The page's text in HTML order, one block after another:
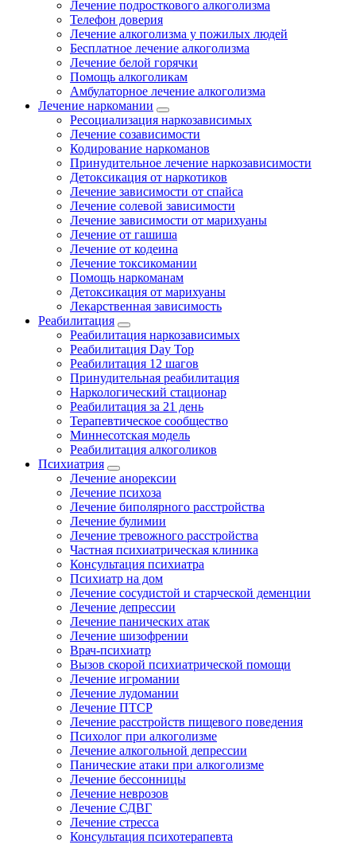
Лечение подросткового алкоголизма
Телефон доверия
Лечение алкоголизма у пожилых людей
Бесплатное лечение алкоголизма
Лечение белой горячки
Помощь алкоголикам
Амбулаторное лечение алкоголизма
Лечение наркомании
Ресоциализация наркозависимых
Лечение созависимости
Кодирование наркоманов
Принудительное лечение наркозависимости
Детоксикация от наркотиков
Лечение зависимости от спайса
Лечение солевой зависимости
Лечение зависимости от марихуаны
Лечение от гашиша
Лечение от кодеина
Лечение токсикомании
Помощь наркоманам
Детоксикация от марихуаны
Лекарственная зависимость
Реабилитация
Реабилитация наркозависимых
Реабилитация Day Top
Реабилитация 12 шагов
Принудительная реабилитация
Наркологический стационар
Реабилитация за 21 день
Терапевтическое сообщество
Миннесотская модель
Реабилитация алкоголиков
Психиатрия
Лечение анорексии
Лечение психоза
Лечение биполярного расстройства
Лечение булимии
Лечение тревожного расстройства
Частная психиатрическая клиника
Консультация психиатра
Психиатр на дом
Лечение сосудистой и старческой деменции
Лечение депрессии
Лечение панических атак
Лечение шизофрении
Врач-психиатр
Вызов скорой психиатрической помощи
Лечение игромании
Лечение лудомании
Лечение ПТСР
Лечение расстройств пищевого поведения
Психолог при алкоголизме
Лечение алкогольной депрессии
Панические атаки при алкоголизме
Лечение бессонницы
Лечение неврозов
Лечение СДВГ
Лечение стресса
Консультация психотерапевта